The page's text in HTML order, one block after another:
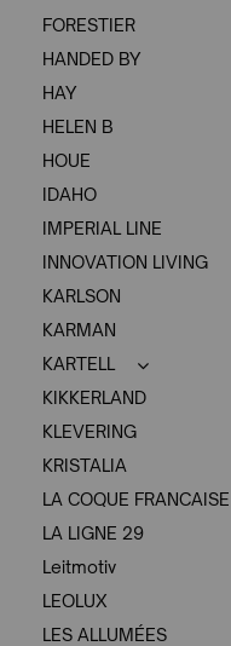
FORESTIER
HANDED BY
HAY
HELEN B
HOUE
IDAHO
IMPERIAL LINE
INNOVATION LIVING
KARLSON
KARMAN
KARTELL
KIKKERLAND
KLEVERING
KRISTALIA
LA COQUE FRANCAISE
LA LIGNE 29
Leitmotiv
LEOLUX
LES ALLUMÉES